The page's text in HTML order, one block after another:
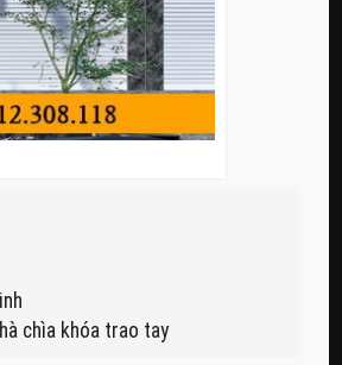
chìa khóa trao tay